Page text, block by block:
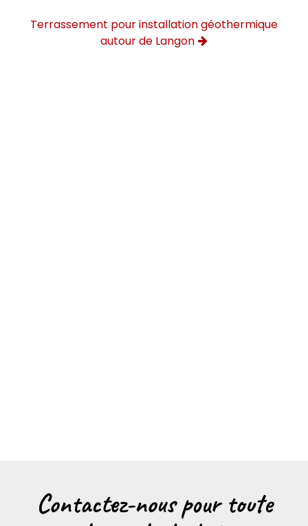
Terrassement pour installation géothermique
autour de Langon
Contactez-nous pour toute